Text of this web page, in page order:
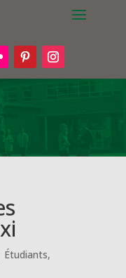
Étudiants,